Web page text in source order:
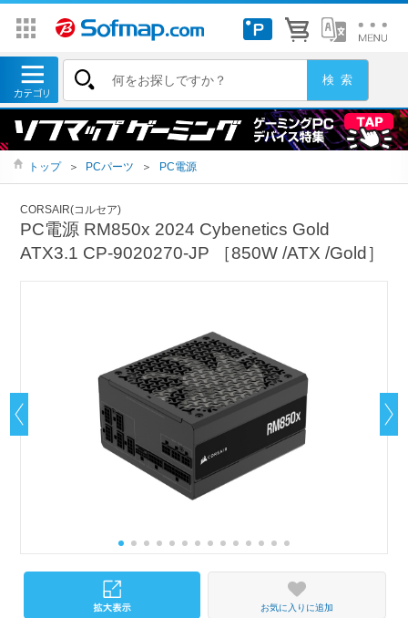
トップ ＞ PCパーツ ＞ PC電源
CORSAIR(コルセア)
PC電源 RM850x 2024 Cybenetics Gold
ATX3.1 CP-9020270-JP ［850W /ATX /Gold］
お気に入りに追加